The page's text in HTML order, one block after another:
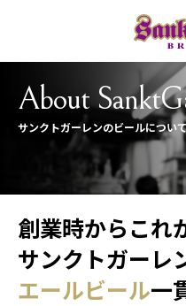
サンクトガーレンのビールについ
About
創業時からこれ
サンクトガーレ
エールビール一